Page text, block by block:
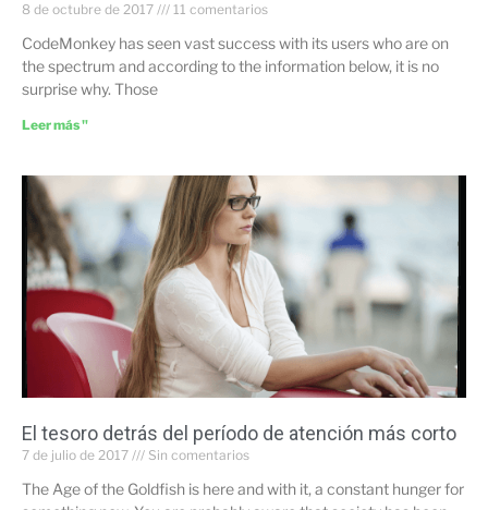
8 de octubre de 2017 11 comentarios
CodeMonkey has seen vast success with its users who are on
the spectrum and according to the information below, it is no
surprise why. Those
Leer más "
El tesoro detrás del período de atención más corto
7 de julio de 2017 Sin comentarios
The Age of the Goldfish is here and with it, a constant hunger for